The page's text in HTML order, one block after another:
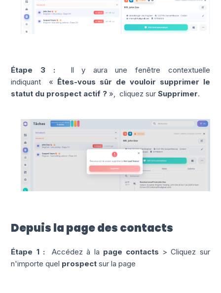
Étape 3 :
Il y aura une fenêtre contextuelle
indiquant « Êtes-vous sûr de vouloir supprimer le
statut du prospect actif ? », cliquez surSupprimer.
Depuis la page des contacts
Étape 1 :Accédez à la page contacts > Cliquez sur
n'importe quel prospect sur la page